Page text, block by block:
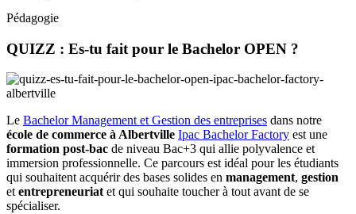
Pédagogie
QUIZZ : Es-tu fait pour le Bachelor OPEN ?
Le Bachelor Management et Gestion des entreprises dans notre
école de commerce à Albertville Ipac Bachelor Factory est une
formation post-bac de niveau Bac+3 qui allie polyvalence et
immersion professionnelle. Ce parcours est idéal pour les étudiants
qui souhaitent acquérir des bases solides en management, gestion
etentrepreneuriatet qui souhaite toucher à tout avant de se
spécialiser.